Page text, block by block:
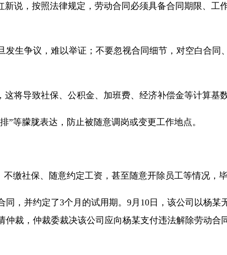
说，按照法律规定，劳动合同必须具备合同期限、工
生争议，难以举证；不要忽视合同细节，对空白合同
将导致社保、公积金、加班费、经济补偿金等计算基
”等朦胧表达，防止被随意调岗或变更工作地点。
缴社保、随意约定工资，甚至随意开除员工等情况，
，并约定了3个月的试用期。9月10日，该公司以杨某
裁，仲裁委裁决该公司应向杨某支付违法解除劳动合